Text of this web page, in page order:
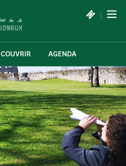
|
AGENDA